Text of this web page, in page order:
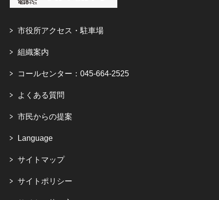
市役所アクセス・駐車場
組織案内
コールセンター：045-664-2525
よくある質問
市民からの提案
Language
サイトマップ
サイトポリシー